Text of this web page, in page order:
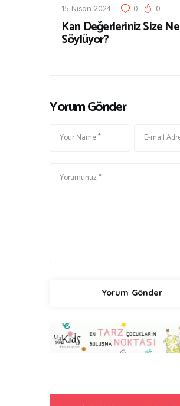
15 Nisan 2024 0 0
Kan Değerleriniz Size Ne
Söylüyor?
Yorum Gönder